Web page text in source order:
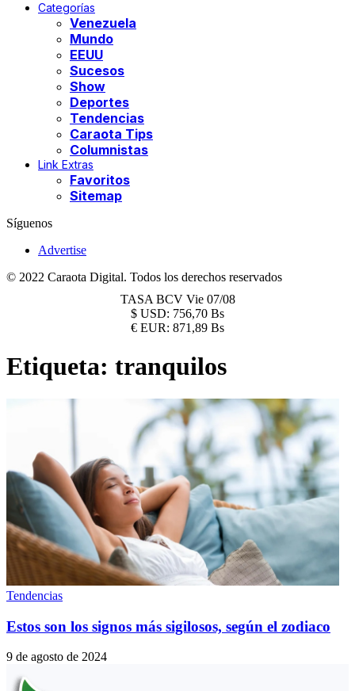
Categorías
Venezuela
Mundo
EEUU
Sucesos
Show
Deportes
Tendencias
Caraota Tips
Columnistas
Link Extras
Favoritos
Sitemap
Síguenos
Advertise
© 2022 Caraota Digital. Todos los derechos reservados
TASA BCV Vie 07/08
$ USD: 756,70 Bs
€ EUR: 871,89 Bs
Etiqueta: tranquilos
Tendencias
Estos son los signos más sigilosos, según el zodiaco
9 de agosto de 2024